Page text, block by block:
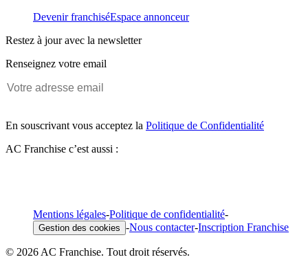
Devenir franchiséEspace annonceur
Restez à jour avec la newsletter
Renseignez votre email
En souscrivant vous acceptez la Politique de Confidentialité
AC Franchise c’est aussi :
Mentions légales-Politique de confidentialité-
Gestion des cookies -Nous contacter-Inscription Franchise
© 2026 AC Franchise. Tout droit réservés.